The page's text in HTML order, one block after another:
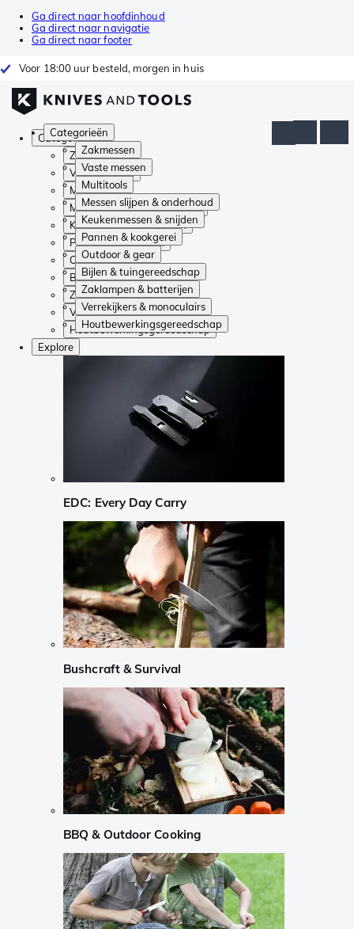
Ga direct naar hoofdinhoud
Ga direct naar navigatie
Ga direct naar footer
Voor 18:00 uur besteld, morgen in huis
Categorieën
Zakmessen
Vaste messen
Multitools
Messen slijpen & onderhoud
Keukenmessen & snijden
Pannen & kookgerei
Outdoor & gear
Bijlen & tuingereedschap
Zaklampen & batterijen
Verrekijkers & monoculairs
Houtbewerkingsgereedschap
Categorieën
Zakmessen
Vaste messen
Multitools
Messen slijpen & onderhoud
Keukenmessen & snijden
Pannen & kookgerei
Outdoor & gear
Bijlen & tuingereedschap
Zaklampen & batterijen
Verrekijkers & monoculairs
Houtbewerkingsgereedschap
Explore
EDC: Every Day Carry
Bushcraft & Survival
BBQ & Outdoor Cooking